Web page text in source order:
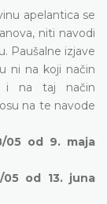
apelantica se
niti navodi
Paušalne izjave
ni na koji način
i na taj način
na te navode
05 od 9. maja
od 13. juna